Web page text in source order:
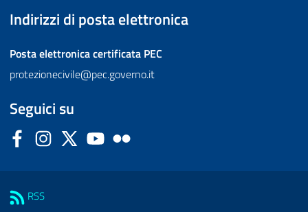
Indirizzi di posta elettronica
Posta elettronica certificata PEC
protezionecivile@pec.governo.it
Seguici su
FacebookInstagram
Twitter YouTube
RSS